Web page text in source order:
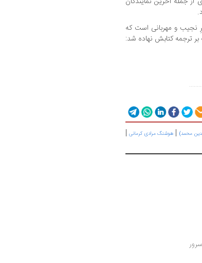
نجیب و مهربانی است که
ترجمه کتابش نهاده شد:
محمد) | هوشنگ مرادی کرمانی |